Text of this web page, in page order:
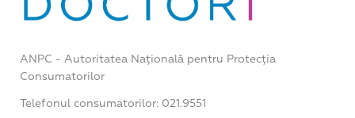
ANPC - Autoritatea Națională pentru Protecția
Consumatorilor
Telefonul consumatorilor: 021.9551